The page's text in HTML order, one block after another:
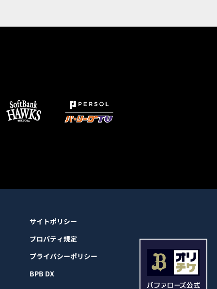
サイトポリシー
プロパティ規定
プライバシーポリシー
BPB DX